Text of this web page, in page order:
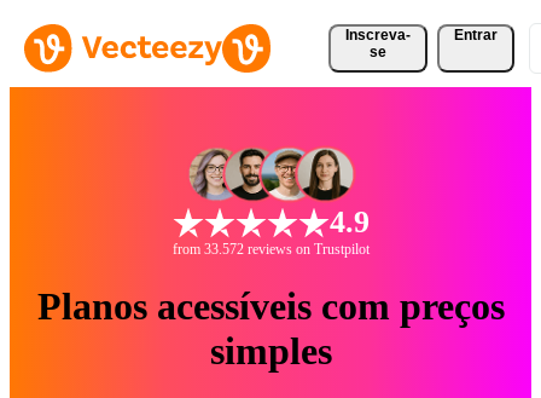
Inscreva-
se
Entrar
4.9
from 33.572 reviews on Trustpilot
Planos acessíveis com preços
simples